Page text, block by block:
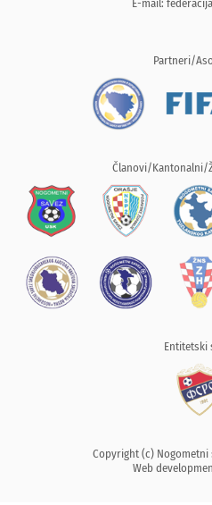
E-mail:
Partneri/
Članovi/Kantonalni/
Entitetski
Copyright (c) Nogometni
Web